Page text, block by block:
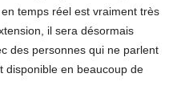
temps réel est vraiment très
il sera désormais
des personnes qui ne parlent
disponible en beaucoup de